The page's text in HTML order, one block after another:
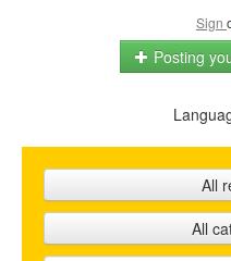
Sign
Posting
All
All